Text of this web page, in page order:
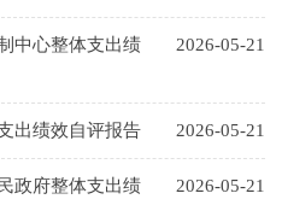
2026-05-21
中心整体支出绩
2026-05-21
出绩效自评报告
2026-05-21
政府整体支出绩